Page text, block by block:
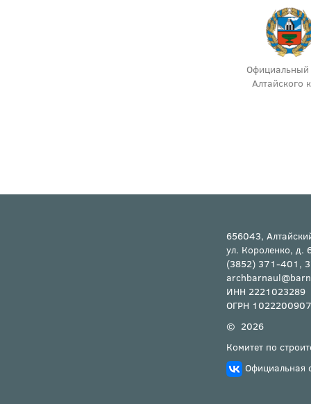
Официальный
Алтайского
656043,
ул. Короленко, д.
(3852) 371-401,
ИНН 2221023289
ОГРН
© 2026
Комитет по
Официальная